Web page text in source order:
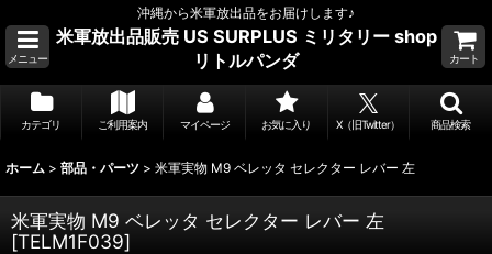
沖縄から米軍放出品をお届けします♪
メニュー
米軍放出品販売 US SURPLUS ミリタリー shop
リトルパンダ
カート
カテゴリ ご利用案内 マイページ お気に入り X（旧Twitter） 商品検索
ホーム > 部品・パーツ > 米軍実物 M9 ベレッタ セレクター レバー 左
米軍実物 M9 ベレッタ セレクター レバー 左
[TELM1F039]